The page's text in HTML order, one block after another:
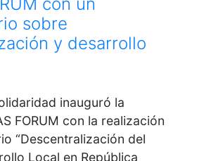
sobre
y desarrollo
inauguró la
FORUM con la realización
“Descentralización del
Local en República